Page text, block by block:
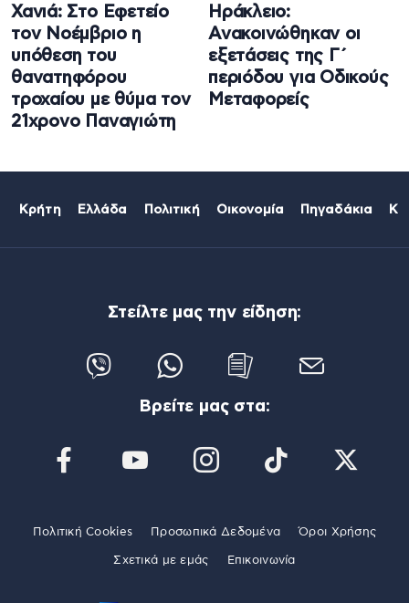
Χανιά: Στο Εφετείο
τον Νοέμβριο η
υπόθεση του
θανατηφόρου
τροχαίου με θύμα τον
21χρονο Παναγιώτη
Ηράκλειο:
Ανακοινώθηκαν οι
εξετάσεις της Γ΄
περιόδου για Οδικούς
Μεταφορείς
Κρήτη Ελλάδα Πολιτική Οικονομία Πηγαδάκια
Στείλτε μας την είδηση:
Βρείτε μας στα:
Πολιτική Cookies Προσωπικά Δεδομένα Όροι Χρήσης
Σχετικά με εμάς Επικοινωνία